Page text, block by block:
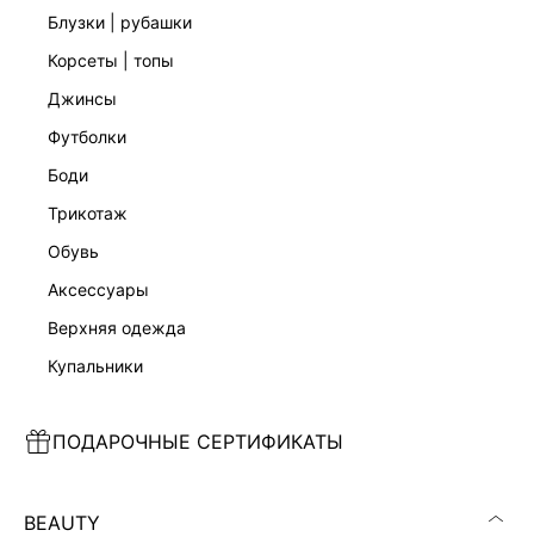
блузки | рубашки
корсеты | топы
джинсы
футболки
боди
трикотаж
обувь
аксессуары
верхняя одежда
купальники
ПОДАРОЧНЫЕ СЕРТИФИКАТЫ
BEAUTY
ЭКСКЛЮЗИВНО ОНЛАЙН
ЮБКА НА ЗАПАХ С ВИСКОЗОЙ
5 999 ₽-33% 3 999 ₽
ПЛАТЬЕ МИДИ С РЕМНЕМ
10 999 ₽